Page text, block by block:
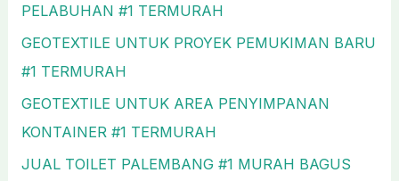
PELABUHAN #1 TERMURAH
GEOTEXTILE UNTUK PROYEK PEMUKIMAN BARU
#1 TERMURAH
GEOTEXTILE UNTUK AREA PENYIMPANAN
KONTAINER #1 TERMURAH
JUAL TOILET PALEMBANG #1 MURAH BAGUS